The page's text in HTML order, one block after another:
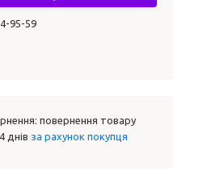
95-59
повернення товару
днів за рахунок покупця